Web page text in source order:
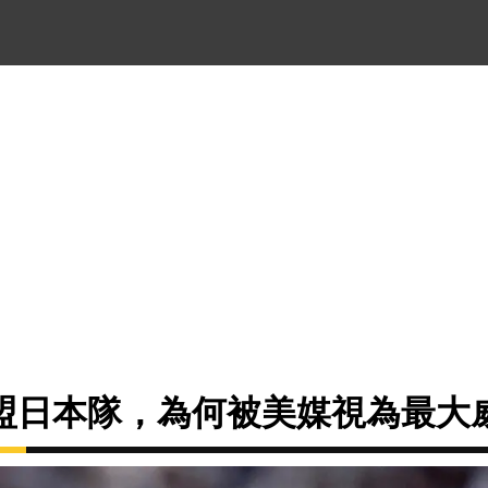
日本隊，為何被美媒視為最大